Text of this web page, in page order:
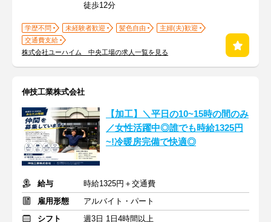
徒歩12分
学歴不問 未経験者歓迎 髪色自由
主婦(夫)歓迎
交通費支給
株式会社ユーハイム 中央工場の求人一覧を見る
伸技工業株式会社
【加工】＼平日の10~15時の間のみ
／女性活躍中◎誰でも時給1325円
~!冷暖房完備で快適◎
給与
時給1325円＋交通費
雇用形態
アルバイト・パート
シフト
週3日 1日4時間以上